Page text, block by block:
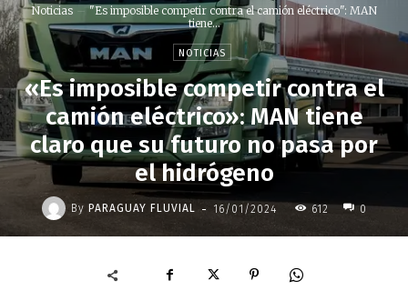
Noticias
"Es imposible competir contra el camión eléctrico": MAN
tiene...
NOTICIAS
«Es imposible competir contra el
camión eléctrico»: MAN tiene
claro que su futuro no pasa por
el hidrógeno
By PARAGUAY FLUVIAL - 16/01/2024 612 0